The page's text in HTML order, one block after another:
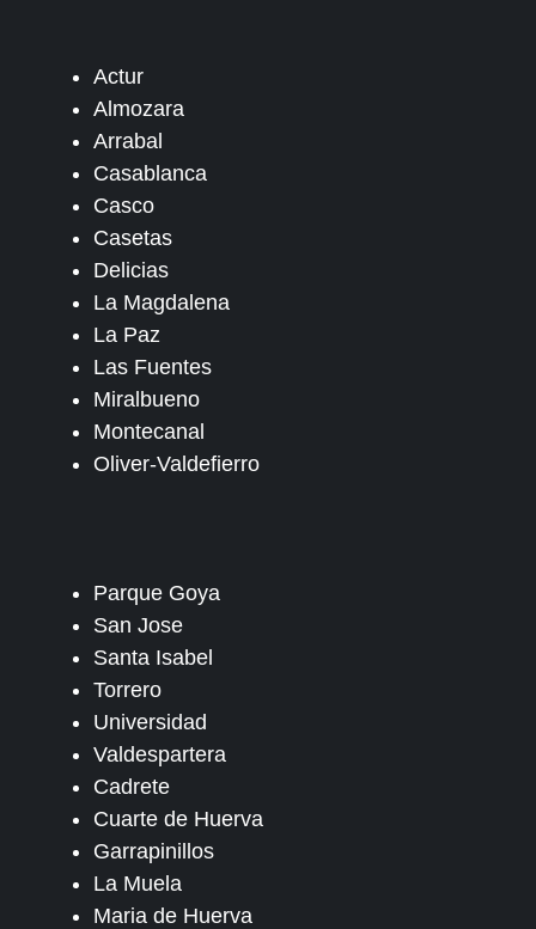
Actur
Almozara
Arrabal
Casablanca
Casco
Casetas
Delicias
La Magdalena
La Paz
Las Fuentes
Miralbueno
Montecanal
Oliver-Valdefierro
Parque Goya
San Jose
Santa Isabel
Torrero
Universidad
Valdespartera
Cadrete
Cuarte de Huerva
Garrapinillos
La Muela
Maria de Huerva